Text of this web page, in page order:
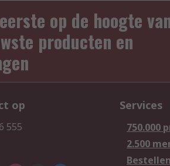
op de hoogte
producten en
op
555
Services
750.000
2.500
Bestellen